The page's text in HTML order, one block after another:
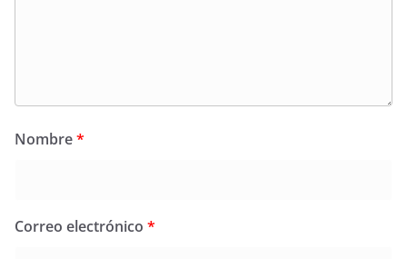
Nombre*
Correo electrónico *